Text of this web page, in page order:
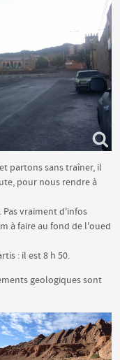
partons sans traîner, il
pour nous rendre à
vraiment d'infos
à faire au fond de l'oued
: il est 8 h 50.
geologiques sont